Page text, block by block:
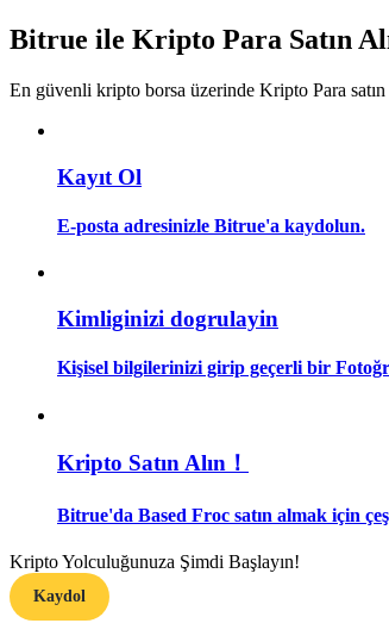
Vadeli İşlemler Başlangıç Kılavuzu
Bitrue ile Kripto Para Satın
En güvenli kripto borsa üzerinde Kripto Para
Kayıt Ol
E-posta adresinizle Bitrue'a kaydolun.
Kimliginizi dogrulayin
Kişisel bilgilerinizi girip geçerli bir
Kripto Satın Alın！
Bitrue'da Based Froc satın almak için
Kripto Yolculuğunuza Şimdi Başlayın!
Kaydol